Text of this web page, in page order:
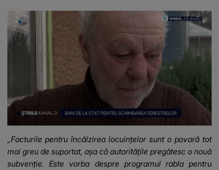
o boală gravă
„Facturile pentru încălzirea locuințelor sunt o povară tot
mai greu de suportat, așa că autoritățile pregătesc o nouă
subvenție. Este vorba despre programul rabla pentru